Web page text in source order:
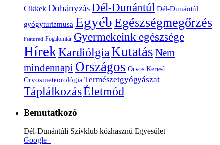
Cikkek DohányzásDél-Dunántúl Dél-Dunántúl
gyógyturizmusa EgyébEgészségmegőrzés
Featured Fogalomtár Gyermekeink egészsége
HírekKardiólgia Kutatás Nem
mindennapi Országos Orvos Kereső
Orvosmeteorológia Természetgyógyászat
TáplálkozásÉletmód
Bemutatkozó
Dél-Dunántúli Szívklub közhasznú Egyesület
Google+